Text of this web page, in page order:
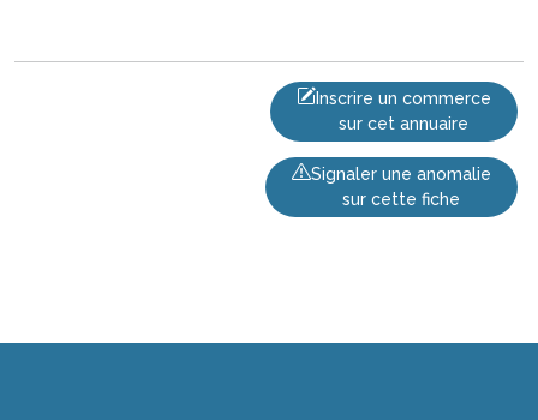
Inscrire un commerce
sur cet annuaire
Signaler une anomalie
sur cette fiche